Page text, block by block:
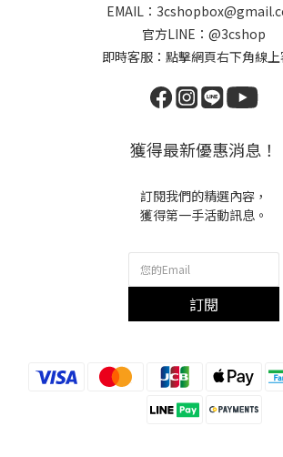
EMAIL：
官方LINE：@3cshop
即時客服：點擊網頁右下角線
獲得最新優惠消息！
訂閱我們的精選內容，
獲得第一手活動訊息。
訂閱